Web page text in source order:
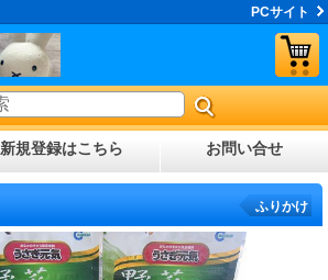
PCサイト
新規登録はこちら お問い合せ
ふりかけ